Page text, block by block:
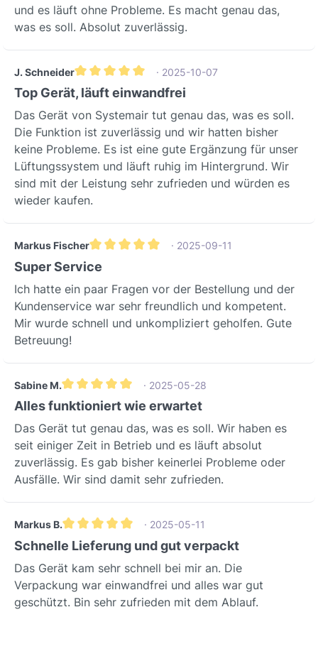
und es läuft ohne Probleme. Es macht genau das,
was es soll. Absolut zuverlässig.
J. Schneider
Durchschnittliche Bewertung von 5 von 5 Sternen
· 2025-10-07
Top Gerät, läuft einwandfrei
Das Gerät von Systemair tut genau das, was es soll.
Die Funktion ist zuverlässig und wir hatten bisher
keine Probleme. Es ist eine gute Ergänzung für unser
Lüftungssystem und läuft ruhig im Hintergrund. Wir
sind mit der Leistung sehr zufrieden und würden es
wieder kaufen.
Markus Fischer
· 2025-09-11
Super Service
Ich hatte ein paar Fragen vor der Bestellung und der
Kundenservice war sehr freundlich und kompetent.
Mir wurde schnell und unkompliziert geholfen. Gute
Betreuung!
Sabine M.
Durchschnittliche Bewertung von 5 von 5 Sternen
· 2025-05-28
Alles funktioniert wie erwartet
Das Gerät tut genau das, was es soll. Wir haben es
seit einiger Zeit in Betrieb und es läuft absolut
zuverlässig. Es gab bisher keinerlei Probleme oder
Ausfälle. Wir sind damit sehr zufrieden.
Markus B.
Durchschnittliche Bewertung von 5 von 5 Sternen
· 2025-05-11
Schnelle Lieferung und gut verpackt
Das Gerät kam sehr schnell bei mir an. Die
Verpackung war einwandfrei und alles war gut
geschützt. Bin sehr zufrieden mit dem Ablauf.